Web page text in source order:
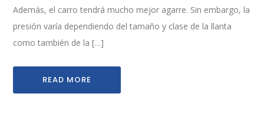
Además, el carro tendrá mucho mejor agarre. Sin embargo, la
presión varía dependiendo del tamaño y clase de la llanta
como también de la […]
READ MORE